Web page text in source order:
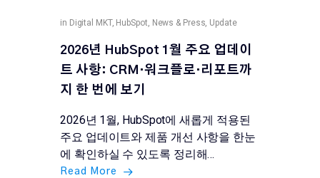
in Digital MKT, HubSpot, News & Press, Update
2026년 HubSpot 1월 주요 업데이
트 사항: CRM·워크플로·리포트까
지 한 번에 보기
2026년 1월, HubSpot에 새롭게 적용된
주요 업데이트와 제품 개선 사항을 한눈
에 확인하실 수 있도록 정리해…
Read More